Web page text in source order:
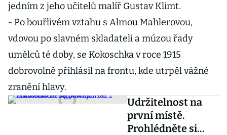
jedním z jeho učitelů malíř Gustav Klimt.
- Po bouřlivém vztahu s Almou Mahlerovou,
vdovou po slavném skladateli a múzou řady
umělců té doby, se Kokoschka v roce 1915
dobrovolně přihlásil na frontu, kde utrpěl vážné
zranění hlavy.
Udržitelnost na
první místě.
Prohlédněte si